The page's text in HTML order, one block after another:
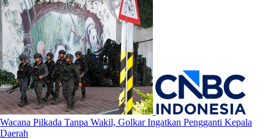
Wacana Pilkada Tanpa Wakil, Golkar Ingatkan Pengganti Kepala
Daerah